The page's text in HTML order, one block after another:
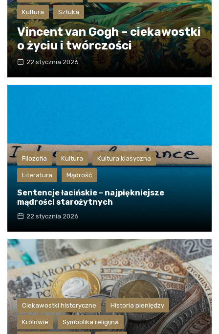
Kultura Sztuka
Vincent van Gogh – ciekawostki
o życiu i twórczości
22 stycznia 2026
Filozofia Kultura Kultura klasyczna
Literatura Mądrość
Sentencje łacińskie – najpiękniejsze
mądrości starożytnych
22 stycznia 2026
Ciekawostki historyczne Historia pieniędzy
Królowie Symbolika religijna